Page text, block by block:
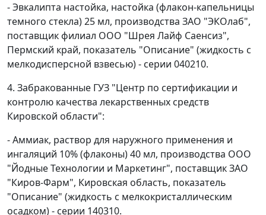
- Эвкалипта настойка, настойка (флакон-капельницы
темного стекла) 25 мл, производства ЗАО "ЭКОлаб",
поставщик филиал ООО "Шрея Лайф Саенсиз",
Пермский край, показатель "Описание" (жидкость с
мелкодисперсной взвесью) - серии 040210.
4. Забракованные ГУЗ "Центр по сертификации и
контролю качества лекарственных средств
Кировской области":
- Аммиак, раствор для наружного применения и
ингаляций 10% (флаконы) 40 мл, производства ООО
"Йодные Технологии и Маркетинг", поставщик ЗАО
"Киров-Фарм", Кировская область, показатель
"Описание" (жидкость с мелкокристаллическим
осадком) - серии 140310.